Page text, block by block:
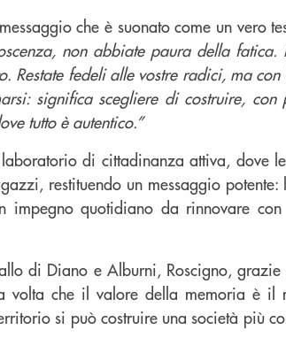
che è suonato come un vero
non abbiate paura della fatica.
Restate fedeli alle vostre radici, ma
significa scegliere di costruire, con
tutto è autentico.”
di cittadinanza attiva, dove
restituendo un messaggio
impegno quotidiano da rinnovare con
di Diano e Alburni, Roscigno, grazie
volta che il valore della memoria è il
si può costruire una società più